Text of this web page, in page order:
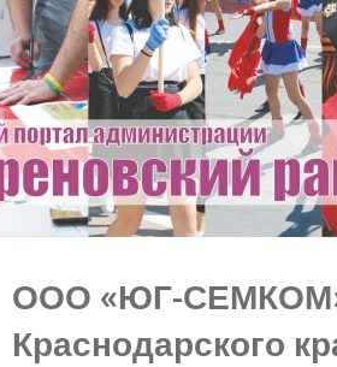
ООО «ЮГ-
Краснодарского